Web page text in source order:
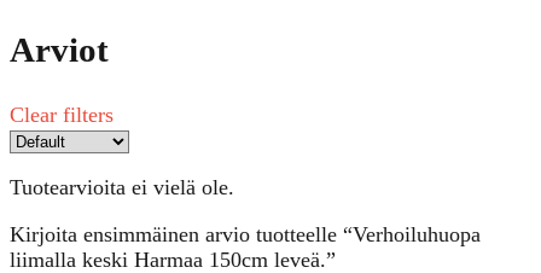
Arviot
Clear filters
Tuotearvioita ei vielä ole.
Kirjoita ensimmäinen arvio tuotteelle “Verhoiluhuopa
liimalla keski Harmaa 150cm leveä.”